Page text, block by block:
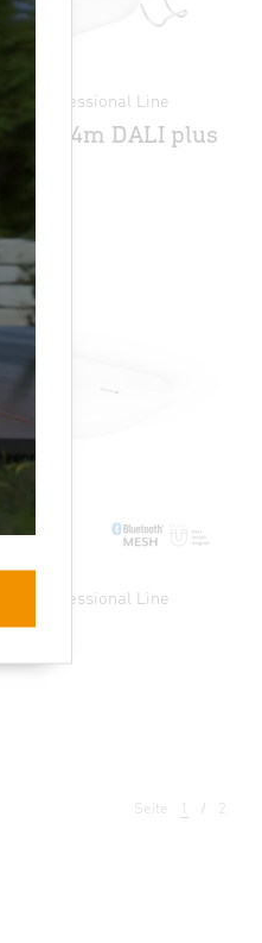
- Professional Line
HD 24m DALI plus
- Professional Line
Seite 1 2